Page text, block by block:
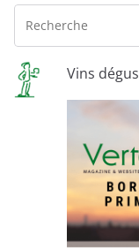
Vins